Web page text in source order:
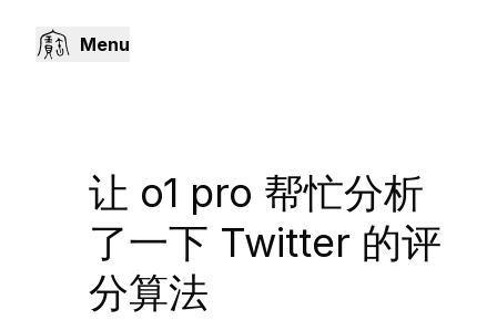
Menu
让 o1 pro 帮忙分析
了一下 Twitter 的评
分算法